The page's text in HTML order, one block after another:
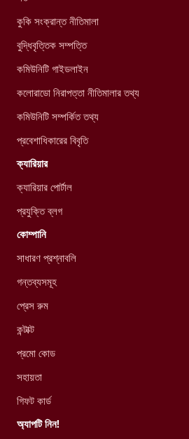
কুকি সংক্রান্ত নীতিমালা
বুদ্ধিবৃত্তিক সম্পত্তি
কমিউনিটি গাইডলাইন
কলোরাডো নিরাপত্তা নীতিমালার তথ্য
কমিউনিটি সম্পর্কিত তথ্য
প্রবেশাধিকারের বিবৃতি
ক্যারিয়ার
ক্যারিয়ার পোর্টাল
প্রযুক্তি ব্লগ
কোম্পানি
সাধারণ প্রশ্নাবলি
গন্তব্যসমূহ
প্রেস রুম
কন্টাক্ট
প্রমো কোড
সহায়তা
গিফট কার্ড
অ্যাপটি নিন!